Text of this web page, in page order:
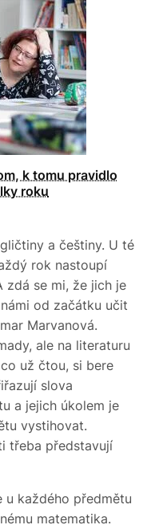
k tomu pravidlo
roku
a češtiny. U té
rok nastoupí
zdá se mi, že jich je
od začátku učit
Marvanová.
ale na literaturu
už čtou, si bere
slova
a jejich úkolem je
vystihovat.
třeba představují
u každého předmětu
matematika.